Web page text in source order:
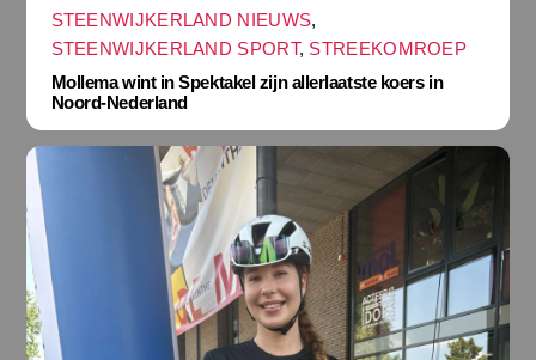
STEENWIJKERLAND NIEUWS,
STEENWIJKERLAND SPORT, STREEKOMROEP
Mollema wint in Spektakel zijn allerlaatste koers in
Noord-Nederland